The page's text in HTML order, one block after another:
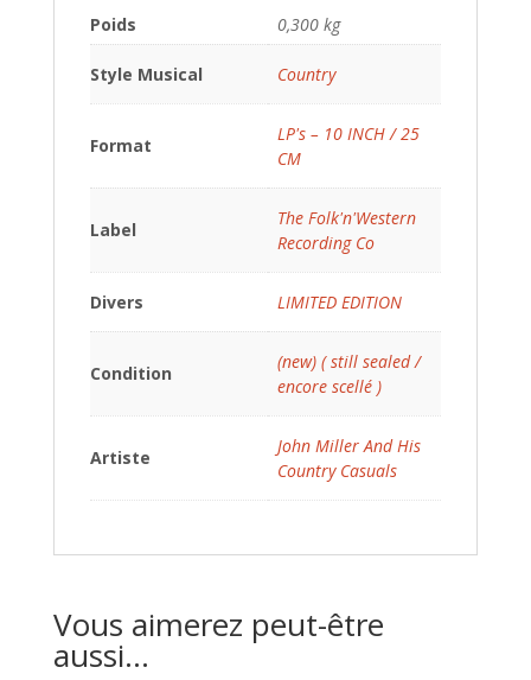
Poids 0,300 kg
Style Musical Country
Format
LP's – 10 INCH / 25
CM
Label
The Folk'n'Western
Recording Co
Divers LIMITED EDITION
Condition
(new) ( still sealed /
encore scellé )
Artiste
John Miller And His
Country Casuals
Vous aimerez peut-être
aussi…